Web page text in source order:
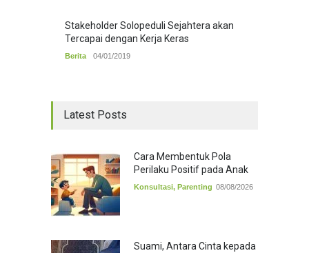
Stakeholder Solopeduli Sejahtera akan
Tercapai dengan Kerja Keras
Berita 04/01/2019
Latest Posts
Cara Membentuk Pola
Perilaku Positif pada Anak
Konsultasi, Parenting 08/08/2026
Suami, Antara Cinta kepada